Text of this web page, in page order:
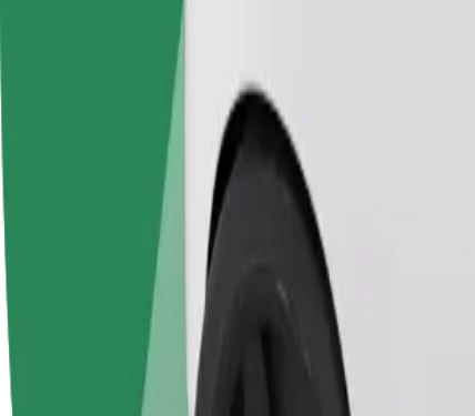
Pouzdane vožnje u svakodnevnim automobilima srednje veličine.
Procijenjeno trajanje putovanja
19 min